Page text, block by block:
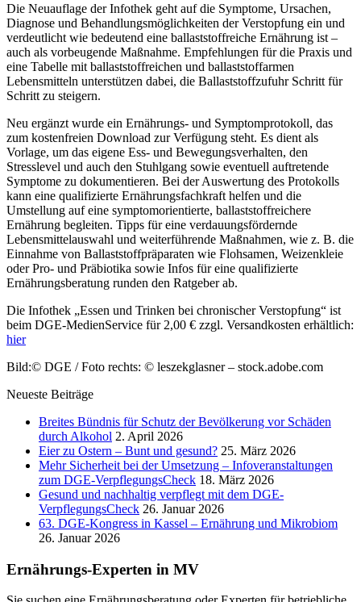
Die Neuauflage der Infothek geht auf die Symptome, Ursachen,
Diagnose und Behandlungsmöglichkeiten der Verstopfung ein und
verdeutlicht wie bedeutend eine ballaststoffreiche Ernährung ist –
auch als vorbeugende Maßnahme. Empfehlungen für die Praxis und
eine Tabelle mit ballaststoffreichen und ballaststoffarmen
Lebensmitteln unterstützen dabei, die Ballaststoffzufuhr Schritt für
Schritt zu steigern.
Neu ergänzt wurde ein Ernährungs- und Symptomprotokoll, das
zum kostenfreien Download zur Verfügung steht. Es dient als
Vorlage, um das eigene Ess- und Bewegungsverhalten, den
Stresslevel und auch den Stuhlgang sowie eventuell auftretende
Symptome zu dokumentieren. Bei der Auswertung des Protokolls
kann eine qualifizierte Ernährungsfachkraft helfen und die
Umstellung auf eine symptomorientierte, ballaststoffreichere
Ernährung begleiten. Tipps für eine verdauungsfördernde
Lebensmittelauswahl und weiterführende Maßnahmen, wie z. B. die
Einnahme von Ballaststoffpräparaten wie Flohsamen, Weizenkleie
oder Pro- und Präbiotika sowie Infos für eine qualifizierte
Ernährungsberatung runden den Ratgeber ab.
Die Infothek „Essen und Trinken bei chronischer Verstopfung“ ist
beim DGE-MedienService für 2,00 € zzgl. Versandkosten erhältlich:
hier
Bild:© DGE / Foto rechts: © leszekglasner – stock.adobe.com
Neueste Beiträge
Breites Bündnis für Schutz der Bevölkerung vor Schäden
durch Alkohol 2. April 2026
Eier zu Ostern – Bunt und gesund? 25. März 2026
Mehr Sicherheit bei der Umsetzung – Infoveranstaltungen
zum DGE-VerpflegungsCheck 18. März 2026
Gesund und nachhaltig verpflegt mit dem DGE-
VerpflegungsCheck 26. Januar 2026
63. DGE-Kongress in Kassel – Ernährung und Mikrobiom
26. Januar 2026
Ernährungs-Experten in MV